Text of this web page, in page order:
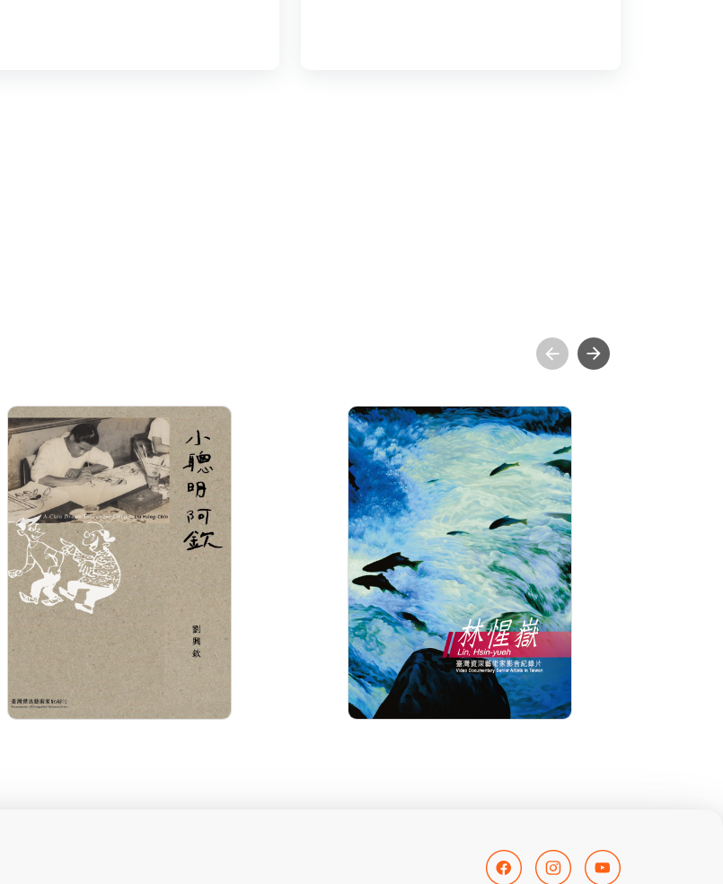
小聰明阿欽─劉興欽
分級: 普遍級
片長: 23 min
發音: 華語
發行: 2020-12
導演: 監製：國立臺灣美術館 製
作：風景映畫創作社
急流勇者─林惺嶽
分級: 普遍級
片長: 25 min
發音: 華語
發行: 2017-11
導演: 監製：國立臺灣美術館 製
作：中華電視公司